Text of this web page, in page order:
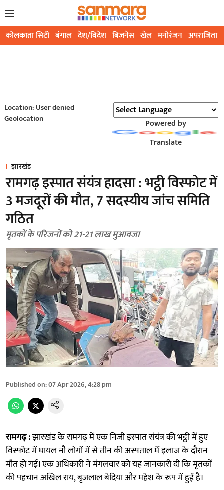
कोलकाता सिटी बंगाल देश/विदेश बिजनेस खेल मनोरंजन अपराजिता
Location: User denied
Geolocation
Powered by
Translate
झारखंड
रामगढ़ इस्पात संयंत्र हादसा : भट्ठी विस्फोट में
3 मजदूरों की मौत, 7 सदस्यीय जांच समिति
गठित
मृतकों के परिजनों को 21-21 लाख मुआवजा
Published on:07 Apr 2026, 4:28 pm
रामगढ़ :झारखंड के रामगढ़ में एक निजी इस्पात संयंत्र की भट्ठी में हुए
विस्फोट में घायल नौ लोगों में से तीन की अस्पताल में इलाज के दौरान
मौत हो गई। एक अधिकारी ने मंगलवार को यह जानकारी दी कि मृतकों
की पहचान अखिल राय, बृजलाल बेदिया और महेश के रूप में हुई है।